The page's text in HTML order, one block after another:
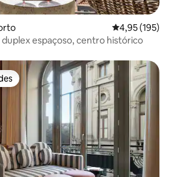
Classificação
4,95 (195)
duplex espaçoso, centro histórico